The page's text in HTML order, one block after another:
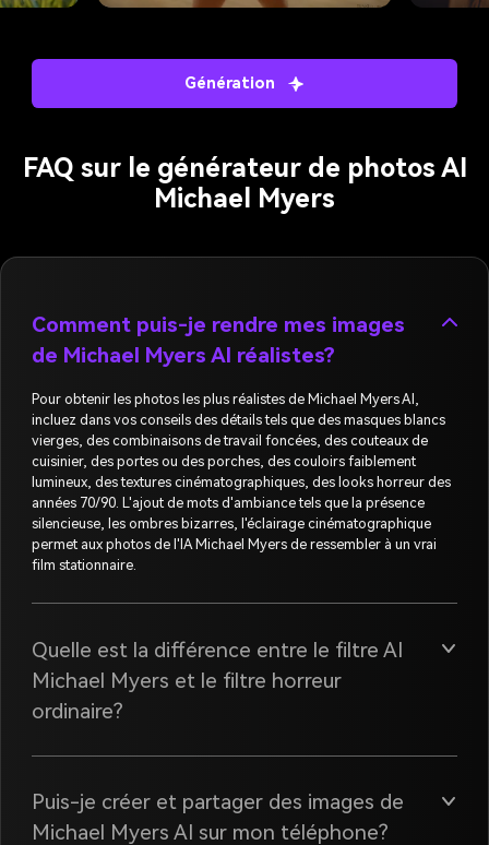
Génération
FAQ sur le générateur de photos AI
Michael Myers
Comment puis-je rendre mes images
de Michael Myers AI réalistes?
Pour obtenir les photos les plus réalistes de Michael Myers AI,
incluez dans vos conseils des détails tels que des masques blancs
vierges, des combinaisons de travail foncées, des couteaux de
cuisinier, des portes ou des porches, des couloirs faiblement
lumineux, des textures cinématographiques, des looks horreur des
années 70/90. L'ajout de mots d'ambiance tels que la présence
silencieuse, les ombres bizarres, l'éclairage cinématographique
permet aux photos de l'IA Michael Myers de ressembler à un vrai
film stationnaire.
Quelle est la différence entre le filtre AI
Michael Myers et le filtre horreur
ordinaire?
Puis-je créer et partager des images de
Michael Myers AI sur mon téléphone?